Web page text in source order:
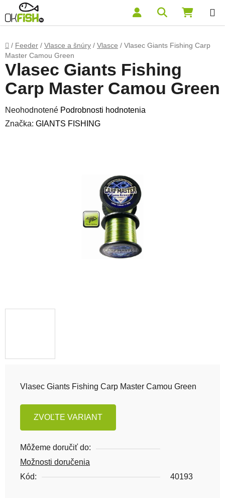
Prejsť na obsah Hľadať
Domov
/ Feeder / Vlasce a šnúry / Vlasce / Vlasec Giants Fishing Carp
Master Camou Green
Vlasec Giants Fishing Carp Master Camou Green
ZVOĽTE VARIANT
Môžeme doručiť do:
Možnosti doručenia
Kód:
40193
Vlasec Giants Fishing
Carp Master Camou Green
Priemerné hodnotenie produktu je 0,0 z 5 hviezdičiek.
Neohodnotené Podrobnosti hodnotenia
Značka: GIANTS FISHING